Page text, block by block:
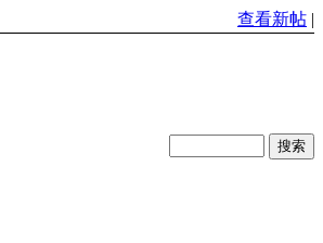
查看新帖 |